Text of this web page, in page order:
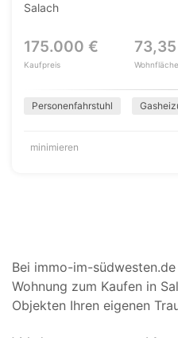
Salach
175.000 €
Kaufpreis
73,35
Wohnfläche
Personenfahrstuhl
minimieren
Bei immo-im-
Wohnung zum Kaufen in
Objekten Ihren eigenen